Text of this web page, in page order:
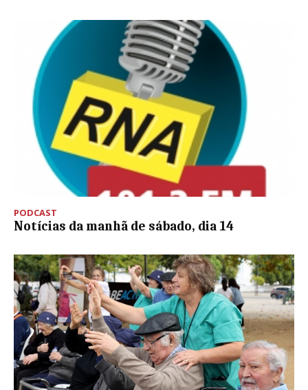
PODCAST
Notícias da manhã de sábado, dia 14